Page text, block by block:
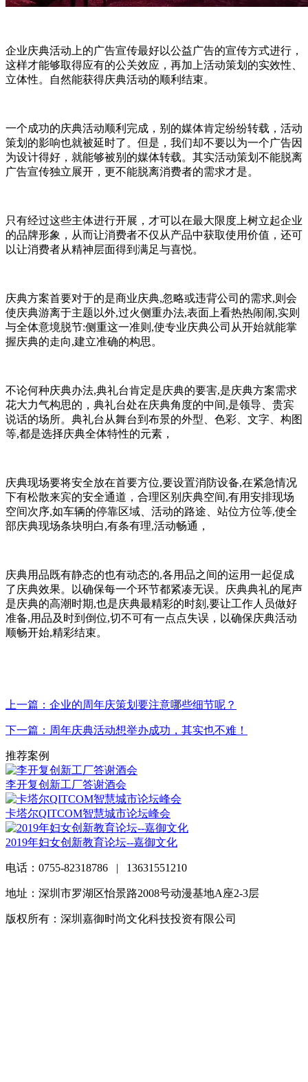
企业庆典活动上的广告宣传最好以公益广告的宣传方式进行，
这样才能够取得应有的公关效应，再加上活动策划的实效性、
立体性。自然能获得庆典活动的顺利结束。
一个成功的庆典活动顺利完成，别的媒体肯定纷纷转载，活动
策划的影响也就被延时了。但是，我们却不要以为一个广告因
为设计得好，就能够被别的媒体转载。其实活动策划不能脱离
广告宣传独立展开，更不能脱离消费者的需求才是。
只有经过这些主体进行开展，才可以在最大限度上树立起企业
的品牌形象，从而让消费者不仅从产品中获取使用价值，还可
以让消费者从精神层面得到满足与喜悦。
庆典方案首要对于的是商业庆典,忽略或违背公司的需求,则会
使庆典游离于主题以外,过火侧重办法,表面上看热热闹闹,实则
与全体意境脱节:侧重这一准则,使专业庆典公司从开始就能掌
握庆典的走向,建立准确的构思。
不论何种庆典办法,典礼台肯定是庆典的要害,是庆典方案需求
花大力气构思的，典礼台处在庆典角度的中间,是领导、贵宾
说话的场所。典礼台从舞台到布景的外型、色彩、文字、构图
等,都是选择庆典全体特性的元素，
庆典现场要将安全放在首要方位,要设置消防设备,在紧急情况
下有松散来宾的安全通道，合理区别庆典空间,有用安排现场
空间次序,如车辆的停靠区域、活动的路途、站位方位等,使全
部庆典现场条块明白,有条有理,活动畅通，
庆典用品既有静态的也有动态的,各用品之间的运用一起促成
了庆典效果。以确保每一个环节都紧凑无误。庆典典礼的尾声
是庆典的高潮时期,也是庆典最精彩的时刻,要让工作人员做好
准备,用品及时到倒位,切不可有一点点失误，以确保庆典活动
顺畅开始,精彩结束。
上一篇：企业的周年庆策划要注意哪些细节呢？
下一篇：周年庆典活动想举办成功，其实也不难！
推荐案例
李开复创新工厂答谢酒会
卡塔尔QITCOM智慧城市论坛峰会
2019年妇女创新教育论坛--嘉御文化
电话：0755-82318786 | 13631551210
地址：深圳市罗湖区怡景路2008号动漫基地A座2-3层
版权所有：深圳嘉御时尚文化科技投资有限公司